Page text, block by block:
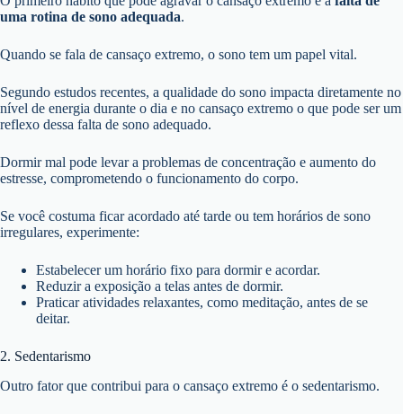
uma rotina de sono adequada.
Quando se fala de cansaço extremo, o sono tem um papel vital.
Segundo estudos recentes, a qualidade do sono impacta diretamente no
nível de energia durante o dia e no cansaço extremo o que pode ser um
reflexo dessa falta de sono adequado.
Dormir mal pode levar a problemas de concentração e aumento do
estresse, comprometendo o funcionamento do corpo.
Se você costuma ficar acordado até tarde ou tem horários de sono
irregulares, experimente:
Estabelecer um horário fixo para dormir e acordar.
Reduzir a exposição a telas antes de dormir.
Praticar atividades relaxantes, como meditação, antes de se
deitar.
2. Sedentarismo
Outro fator que contribui para o cansaço extremo é o sedentarismo.